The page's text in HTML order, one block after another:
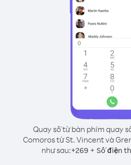
Quay số từ bàn phím quay
Comoros từ St. Vincent và
như sau:+269 + Số điện